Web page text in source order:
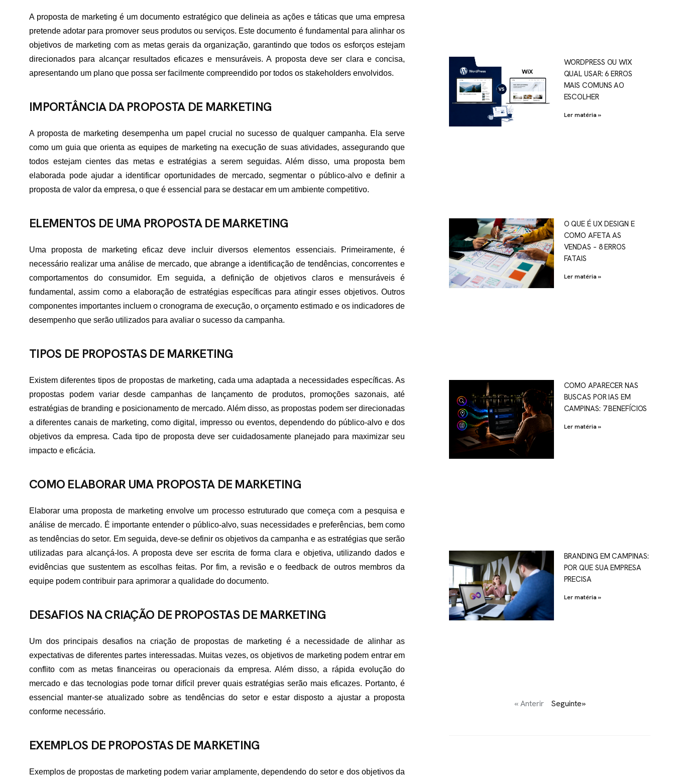
ATENDIDAS
NÓS
FALE CONOSCO
contato@eamidiadigital.com.br
+55 19 99655-1961
A proposta de marketing é um documento estratégico que delineia as ações e táticas que uma empresa
pretende adotar para promover seus produtos ou serviços. Este documento é fundamental para alinhar os
objetivos de marketing com as metas gerais da organização, garantindo que todos os esforços estejam
direcionados para alcançar resultados eficazes e mensuráveis. A proposta deve ser clara e concisa,
apresentando um plano que possa ser facilmente compreendido por todos os stakeholders envolvidos.
IMPORTÂNCIA DA PROPOSTA DE MARKETING
A proposta de marketing desempenha um papel crucial no sucesso de qualquer campanha. Ela serve
como um guia que orienta as equipes de marketing na execução de suas atividades, assegurando que
todos estejam cientes das metas e estratégias a serem seguidas. Além disso, uma proposta bem
elaborada pode ajudar a identificar oportunidades de mercado, segmentar o público-alvo e definir a
proposta de valor da empresa, o que é essencial para se destacar em um ambiente competitivo.
ELEMENTOS DE UMA PROPOSTA DE MARKETING
Uma proposta de marketing eficaz deve incluir diversos elementos essenciais. Primeiramente, é
necessário realizar uma análise de mercado, que abrange a identificação de tendências, concorrentes e
comportamentos do consumidor. Em seguida, a definição de objetivos claros e mensuráveis é
fundamental, assim como a elaboração de estratégias específicas para atingir esses objetivos. Outros
componentes importantes incluem o cronograma de execução, o orçamento estimado e os indicadores de
desempenho que serão utilizados para avaliar o sucesso da campanha.
TIPOS DE PROPOSTAS DE MARKETING
Existem diferentes tipos de propostas de marketing, cada uma adaptada a necessidades específicas. As
propostas podem variar desde campanhas de lançamento de produtos, promoções sazonais, até
estratégias de branding e posicionamento de mercado. Além disso, as propostas podem ser direcionadas
a diferentes canais de marketing, como digital, impresso ou eventos, dependendo do público-alvo e dos
objetivos da empresa. Cada tipo de proposta deve ser cuidadosamente planejado para maximizar seu
impacto e eficácia.
COMO ELABORAR UMA PROPOSTA DE MARKETING
Elaborar uma proposta de marketing envolve um processo estruturado que começa com a pesquisa e
análise de mercado. É importante entender o público-alvo, suas necessidades e preferências, bem como
as tendências do setor. Em seguida, deve-se definir os objetivos da campanha e as estratégias que serão
utilizadas para alcançá-los. A proposta deve ser escrita de forma clara e objetiva, utilizando dados e
evidências que sustentem as escolhas feitas. Por fim, a revisão e o feedback de outros membros da
equipe podem contribuir para aprimorar a qualidade do documento.
DESAFIOS NA CRIAÇÃO DE PROPOSTAS DE MARKETING
Um dos principais desafios na criação de propostas de marketing é a necessidade de alinhar as
expectativas de diferentes partes interessadas. Muitas vezes, os objetivos de marketing podem entrar em
conflito com as metas financeiras ou operacionais da empresa. Além disso, a rápida evolução do
mercado e das tecnologias pode tornar difícil prever quais estratégias serão mais eficazes. Portanto, é
essencial manter-se atualizado sobre as tendências do setor e estar disposto a ajustar a proposta
conforme necessário.
EXEMPLOS DE PROPOSTAS DE MARKETING
Exemplos de propostas de marketing podem variar amplamente, dependendo do setor e dos objetivos da
WORDPRESS OU WIX
QUAL USAR: 6 ERROS
MAIS COMUNS AO
ESCOLHER
Ler matéria »
O QUE É UX DESIGN E
COMO AFETA AS
VENDAS – 8 ERROS
FATAIS
Ler matéria »
COMO APARECER NAS
BUSCAS POR IAS EM
CAMPINAS: 7 BENEFÍCIOS
Ler matéria »
BRANDING EM CAMPINAS:
POR QUE SUA EMPRESA
PRECISA
Ler matéria »
« Anterir Seguinte»